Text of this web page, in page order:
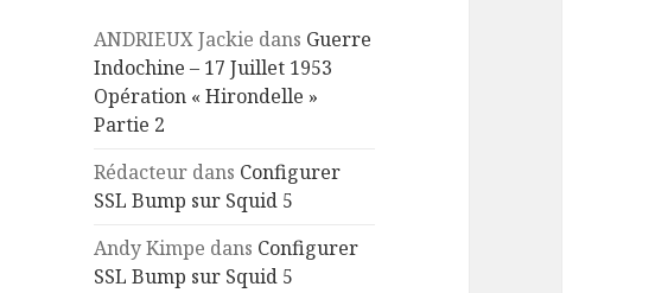
ANDRIEUX Jackie dans Guerre
Indochine – 17 Juillet 1953
Opération « Hirondelle »
Partie 2
Rédacteur dans Configurer
SSL Bump sur Squid 5
Andy Kimpe dans Configurer
SSL Bump sur Squid 5